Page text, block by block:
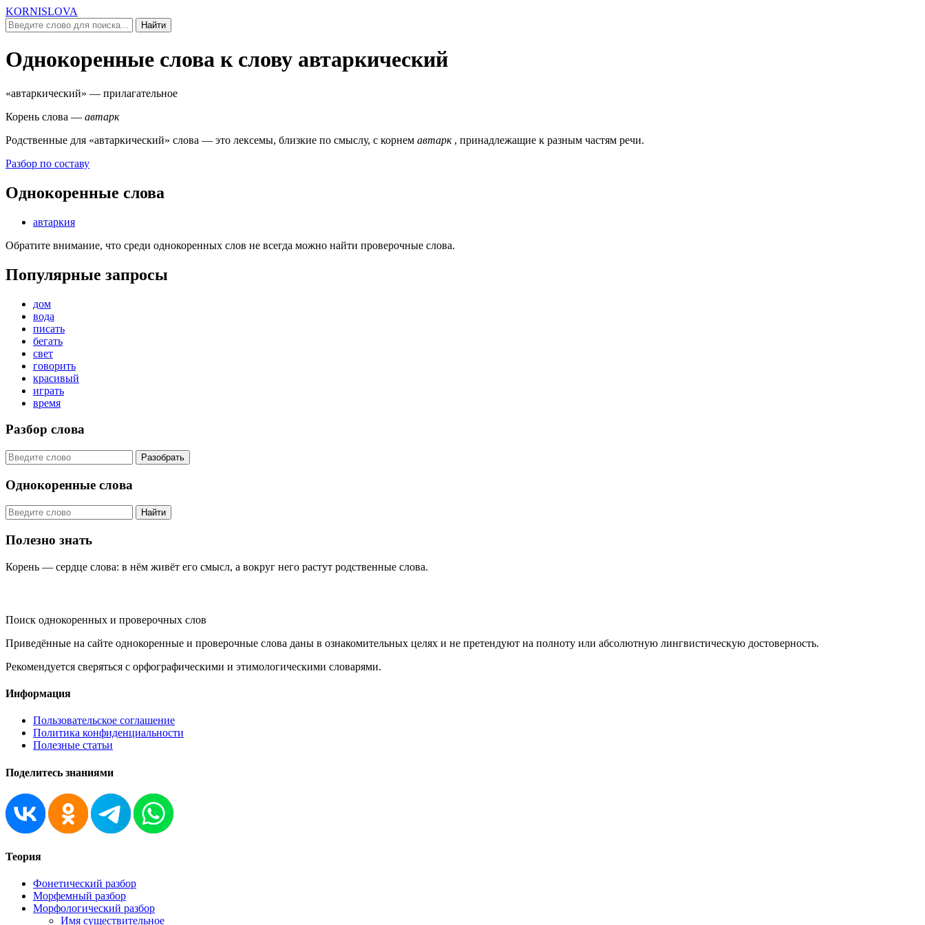
KORNISLOVA
Найти
Однокоренные слова к слову автаркический
«автаркический» — прилагательное
Корень слова — автарк
Родственные для «автаркический» слова — это лексемы, близкие по смыслу, c корнем автарк , принадлежащие к разным частям речи.
Разбор по составу
Однокоренные слова
автаркия
Обратите внимание, что среди однокоренных слов не всегда можно найти проверочные слова.
Популярные запросы
дом
вода
писать
бегать
свет
говорить
красивый
играть
время
Разбор слова
Разобрать
Однокоренные слова
Найти
Полезно знать
Корень — сердце слова: в нём живёт его смысл, а вокруг него растут родственные слова.
Поиск однокоренных и проверочных слов
Приведённые на сайте однокоренные и проверочные слова даны в ознакомительных целях и не претендуют на полноту или абсолютную лингвистическую достоверность.
Рекомендуется сверяться с орфографическими и этимологическими словарями.
Информация
Пользовательское соглашение
Политика конфиденциальности
Полезные статьи
Поделитесь знаниями
Теория
Фонетический разбор
Морфемный разбор
Морфологический разбор
Имя существительное